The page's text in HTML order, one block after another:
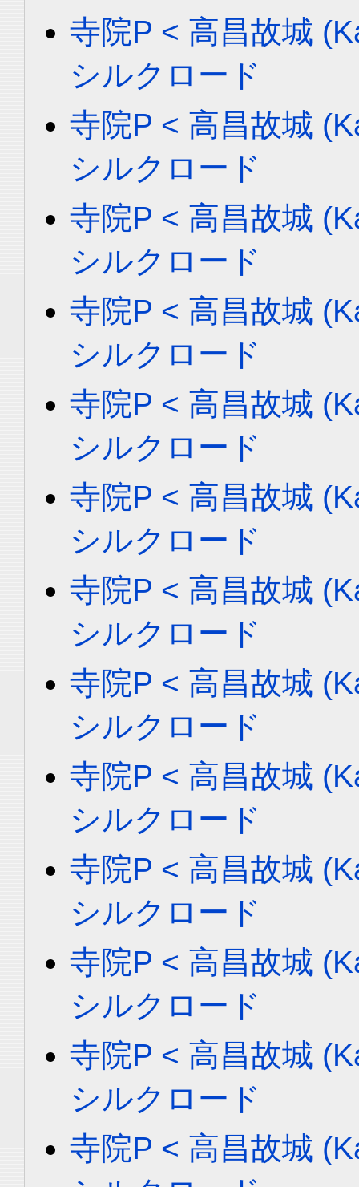
寺院P < 高昌故城
シルクロード
寺院P < 高昌故城
シルクロード
寺院P < 高昌故城
シルクロード
寺院P < 高昌故城
シルクロード
寺院P < 高昌故城
シルクロード
寺院P < 高昌故城
シルクロード
寺院P < 高昌故城
シルクロード
寺院P < 高昌故城
シルクロード
寺院P < 高昌故城
シルクロード
寺院P < 高昌故城
シルクロード
寺院P < 高昌故城
シルクロード
寺院P < 高昌故城
シルクロード
寺院P < 高昌故城